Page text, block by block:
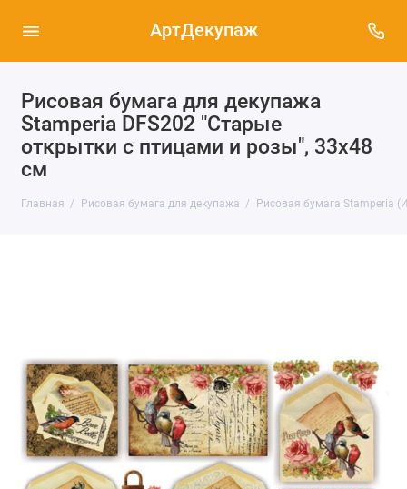
АртДекупаж
Рисовая бумага для декупажа
Stamperia DFS202 "Старые
открытки с птицами и розы", 33х48
см
Главная Рисовая бумага для декупажа Рисовая бумага Stamperia